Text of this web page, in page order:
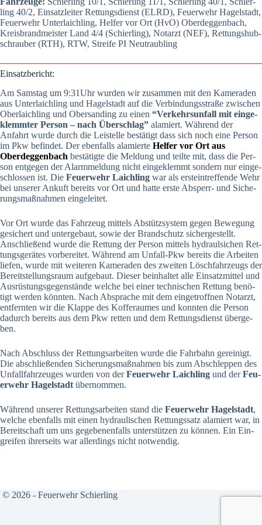
ling 40/2, Ein­satz­lei­ter Ret­tungs­dienst (ELRD), Feu­er­wehr Hagel­stadt,
Feu­er­wehr Unter­laich­ling, Hel­fer vor Ort (HvO) Oberdeg­gen­bach,
Kreis­brand­meis­ter Land 4/4 (Schier­ling), Not­arzt (NEF), Ret­tungs­hub­
schrau­ber (RTH), RTW, Strei­fe PI Neu­traub­ling
Ein­satz­be­richt:
Am Sams­tag um 9:31Uhr wur­den wir zusam­men mit den Kame­ra­den
aus Unter­laich­ling und Hagel­stadt auf die Ver­bin­dungs­stra­ße zwi­schen
Ober­laich­ling und Ober­san­ding zu einen “Ver­kehrs­un­fall mit ein­ge­
klemm­ter Per­son – nach Über­schlag” ala­mi­ert. Wäh­rend der
Anfahrt wur­de durch die Lei­stel­le bestä­tigt dass sich noch eine Per­son
im Pkw befin­det. Der eben­falls ala­mi­er­te Hel­fer vor Ort aus
Oberdeg­gen­bach bestä­tig­te die Mel­dung und teil­te mit, dass die Per­
son ent­ge­gen der Alarm­mel­dung nicht ein­ge­klemmt son­dern nur ein­ge­
schlos­sen ist. Die Feu­er­wehr Laich­ling war als erst­ein­tref­fen­de Wehr
bei unse­rer Ankuft bereits vor Ort und hat­te ers­te Absperr- und Siche­
rungs­maß­nah­men ein­ge­lei­tet.
Vor Ort wur­de das Fahr­zeug mit­tels Abstütz­sys­tem gegen Bewe­gung
gesi­chert und unter­ge­baut, sowie der Brand­schutz sicher­ge­stellt.
Anschlie­ßend wur­de die Ret­tung der Per­son mit­tels hydraul­si­chen Ret­
tungs­ge­rä­tes vor­be­rei­tet. Wäh­rend am Unfall-Pkw bereits die Arbei­ten
lie­fen, wur­de mit wei­te­ren Kame­ra­den des zwei­ten Lösch­fahr­zeugs der
Bereit­stel­lungs­raum auf­ge­baut. Die­ser beinhal­tet alle Ein­satz­mit­tel und
Aus­rüs­tungs­ge­gen­stän­de wel­che bei einer tech­ni­schen Ret­tung benö­
tigt wer­den könn­ten. Nach Abspra­che mit dem ein­ge­troff­nen Not­arzt,
ent­fern­ten wir die Klap­pe des Kof­fe­rau­mes und konn­ten die Per­son
dadurch bereits aus dem Pkw ret­ten und dem Ret­tungs­dienst über­ge­
ben.
Nach Abschluss der Ret­tungs­ar­bei­ten wur­de die Fahr­bahn gerei­nigt.
Die abschlie­ßen­den Siche­rungs­maß­nah­men bis zum Abschlep­pen des
Unfall­fahr­zeu­ges wur­den von derFeu­er­wehr Laich­ling und derFeu­
er­wehr Hagel­stadt über­nom­men.
Wäh­rend unse­rer Ret­tungs­ar­bei­ten stand die Feu­er­wehr Hagel­stadt,
wel­che eben­falls mit einen hydrau­li­schen Ret­tungs­satz ala­mi­ert war, in
Bereit­schaft um uns gege­be­nen­falls unter­stüt­zen zu kön­nen. Ein Ein­
grei­fen ihrer­seits war aller­dings nicht not­wen­dig.
© 2026 - Feuerwehr Schierling